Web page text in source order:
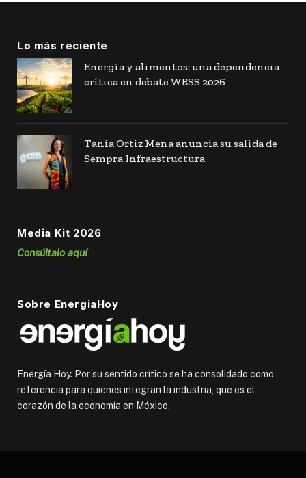
Lo más reciente
Energía y alimentos: una dependencia
crítica en debate WESS 2026
Tania Ortiz Mena anuncia su salida de
Sempra Infraestructura
Media Kit 2026
Consúltalo aquí
Sobre EnergiaHoy
Energía Hoy. Por su sentido crítico se ha consolidado como
referencia para quienes integran la industria, que es el
corazón de la economía en México.